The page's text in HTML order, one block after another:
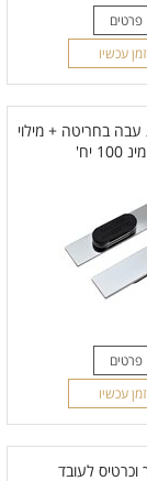
פרטים
עכשיו
בחריטה + מילוי
יח'
פרטים
עכשיו
לעובד